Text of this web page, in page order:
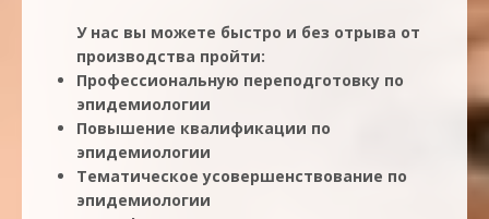
У нас вы можете быстро и без отрыва от
производства пройти:
Профессиональную переподготовку по
эпидемиологии
Повышение квалификации по
эпидемиологии
Тематическое усовершенствование по
эпидемиологии